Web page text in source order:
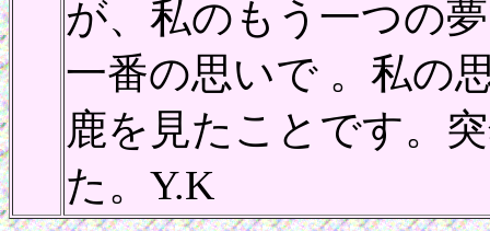
が、私のもう一つの
一番の思いで 。私の
鹿を見たことです。
た。Y.K